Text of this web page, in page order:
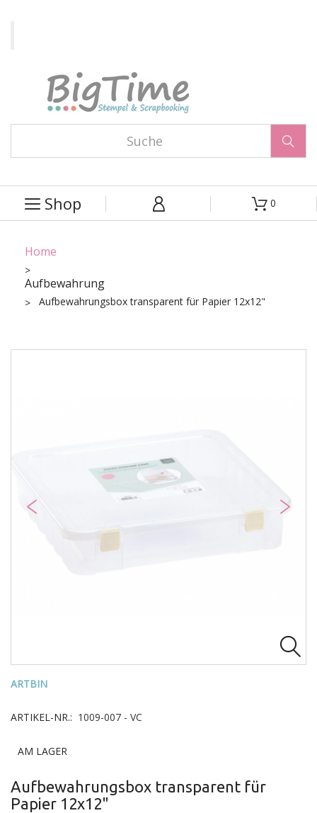

 Shop   0
Home
Aufbewahrung
Aufbewahrungsbox transparent für Papier 12x12"

ARTBIN
ARTIKEL-NR.: 1009-007 - VC
AM LAGER
Aufbewahrungsbox transparent für
Papier 12x12"